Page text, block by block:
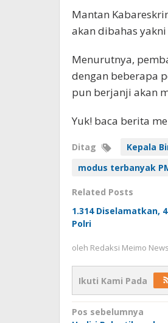
Mantan
akan dibahas yakni
Menurutnya,
dengan beberapa
pun berjanji akan
Yuk! baca berita
Ditag
Kepala
modus terbanyak
Related Posts
1.314 Diselamatkan,
Polri
oleh Redaksi Meimo News
Ikuti Kami Pada
Navigasi
Pos sebelumnya